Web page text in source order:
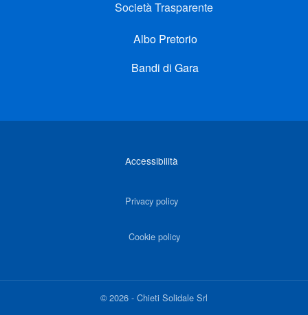
Società Trasparente
Albo Pretorio
Bandi di Gara
Accessibilità
Privacy policy
Cookie policy
©2026 - Chieti Solidale Srl